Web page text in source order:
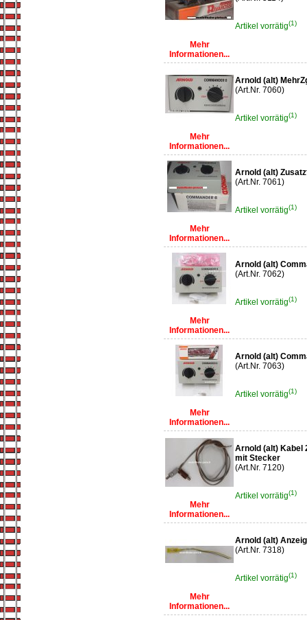
Mehr
Informationen...
Artikel vorrätig(1)
Mehr
Informationen...
Arnold (alt)
(Art.Nr. 7060)
Artikel vorrätig(1)
Mehr
Informationen...
Arnold (alt)
(Art.Nr. 7061)
Artikel vorrätig(1)
Mehr
Informationen...
Arnold (alt)
(Art.Nr. 7062)
Artikel vorrätig(1)
Mehr
Informationen...
Arnold (alt)
(Art.Nr. 7063)
Artikel vorrätig(1)
Mehr
Informationen...
Arnold (alt) Kabel
mit Stecker
(Art.Nr. 7120)
Artikel vorrätig(1)
Mehr
Informationen...
Arnold (alt)
(Art.Nr. 7318)
Artikel vorrätig(1)